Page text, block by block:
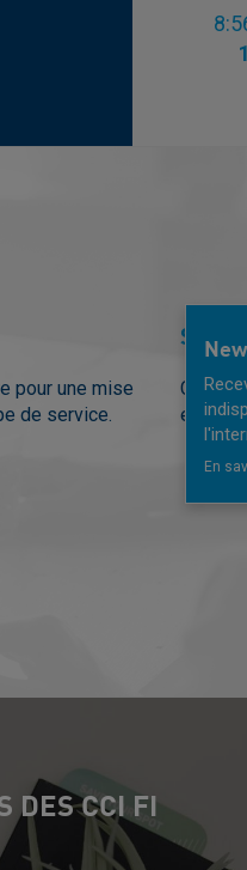
pour une mise
de service.
Se
en
DES CCI FI
En